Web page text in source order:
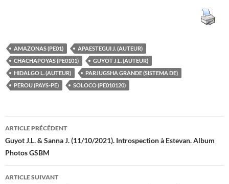
AMAZONAS (PE01)
APAESTEGUI J. (AUTEUR)
CHACHAPOYAS (PE0101)
GUYOT J.L. (AUTEUR)
HIDALGO L. (AUTEUR)
PARJUGSHA GRANDE (SISTEMA DE)
PEROU (PAYS-PE)
SOLOCO (PE010120)
Navigation
des
articles
ARTICLE PRÉCÉDENT
Guyot J.L. & Sanna J. (11/10/2021). Introspection à Estevan. Album
Photos GSBM
ARTICLE SUIVANT